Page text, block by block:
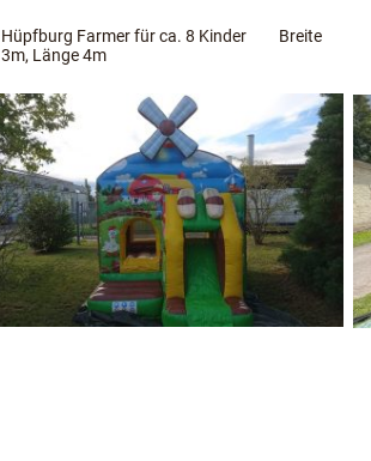
Hüpfburg Farmer für ca. 8 Kinder Breite
3m, Länge 4m